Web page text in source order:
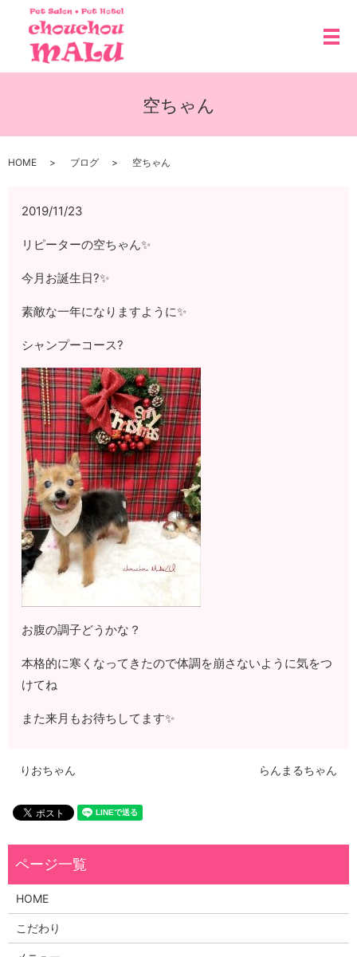
メ
空ちゃん
HOME ブログ 空ちゃん
2019/11/23
リピーターの空ちゃん✨
今月お誕生日?✨
素敵な一年になりますように✨
シャンプーコース?
お腹の調子どうかな？
本格的に寒くなってきたので体調を崩さないように気をつ
けてね
また来月もお待ちしてます✨
りおちゃん らんまるちゃん
HOME
こだわり